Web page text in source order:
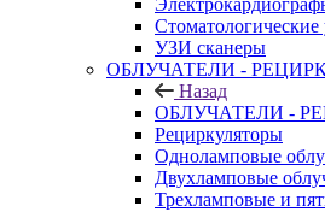
Стоматологические
УЗИ сканеры
ОБЛУЧАТЕЛИ -
Назад
ОБЛУЧАТЕЛИ -
Рециркуляторы
Одноламповые
Двухламповые
Трехламповые и